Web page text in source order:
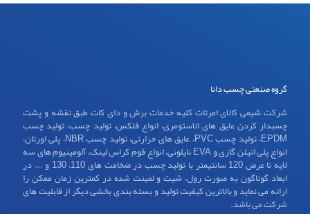
گروه صنعتی چسب دانا
شرکت شیمی کالای امرتات کلیه خدمات برش و دای کات طبق نقشه و پشت
چسبدار کردن عایق های الاستومری، انواع فلکس، تولید چسب، تولید چسب
EPDM، تولید چسب PVC، عایق های حرارتی، تولید چسب NBR، پلی اورتان،
انواع پلی اتیلن گازی و EVA نایلونی، انواع فوم کراس لینک، آلومینیوم های سه
لایه تا عرض 120 سانتیمتر با تولید چسب در ضخامت های 110، 130 و ... در
ابعاد گوناگون به صورت رول، شیت و لمینت شده در کمترین زمان ممکن را
ارائه می نماید و بالاترین کیفیت تولید و بسته بندی بخشی دیگر از قابلیت های
شرکت می باشد.